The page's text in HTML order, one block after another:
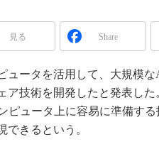
EdgeTech+
日本ものづくりワールド
AUTOMOTIVE WORLD
産業オープンネット展
ISO26262
3Dプリンタ
デジタルツインとCAE
S＆OP
見る Share
ータを活用して、大規模な
ア技術を開発したと発表した
ュータ上に容易に準備する
できるという。